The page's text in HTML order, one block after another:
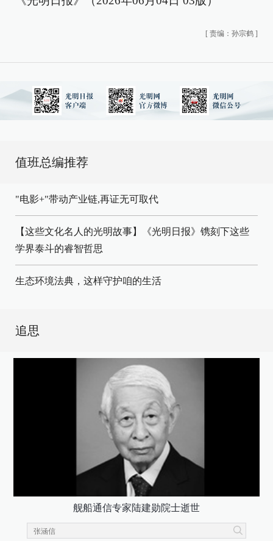
[ 责编：孙宗鹤 ]
值班总编推荐
"电影+"带动产业链,再证无可取代
【这些文化名人的光明故事】《光明日报》镌刻下这些
学界泰斗的睿智哲思
生态环境法典，这样守护咱的生活
追思
舰船通信专家陆建勋院士逝世